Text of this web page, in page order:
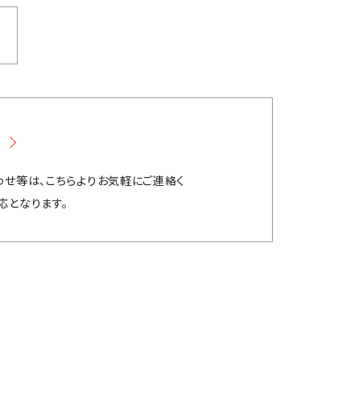
等は、こちらよりお気軽にご連絡く
なります。